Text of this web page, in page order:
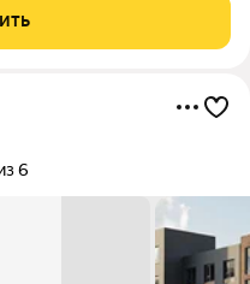
обладает общей
6